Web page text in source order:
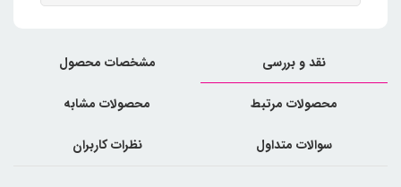
نقد و بررسی مشخصات محصول
محصولات مرتبط محصولات مشابه
سوالات متداول نظرات کاربران